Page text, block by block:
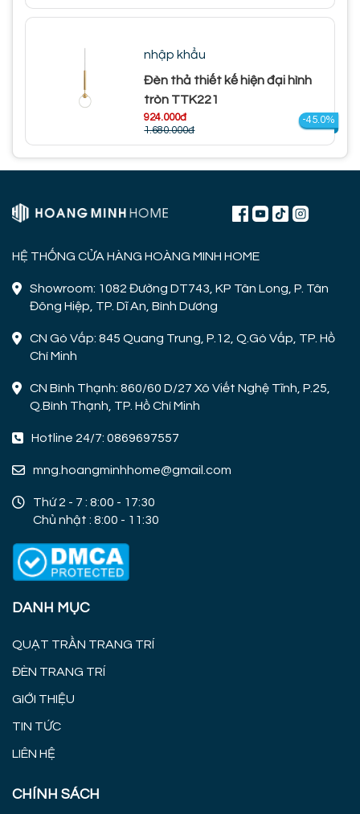
nhập khẩu
Đèn thả thiết kế hiện đại hình
tròn TTK221
924.000đ
1.680.000đ
-45.0%
HỆ THỐNG CỬA HÀNG HOÀNG MINH HOME
Showroom: 1082 Đường DT743, KP Tân Long, P. Tân
Đông Hiệp, TP. Dĩ An, Bình Dương
CN Gò Vấp: 845 Quang Trung, P.12, Q.Gò Vấp, TP. Hồ
Chí Minh
CN Bình Thạnh: 860/60 D/27 Xô Viết Nghệ Tĩnh, P.25,
Q.Bình Thạnh, TP. Hồ Chí Minh
Hotline 24/7: 0869697557
mng.hoangminhhome@gmail.com
Thứ 2 - 7 : 8:00 - 17:30
Chủ nhật : 8:00 - 11:30
DANH MỤC
QUẠT TRẦN TRANG TRÍ
ĐÈN TRANG TRÍ
GIỚI THIỆU
TIN TỨC
LIÊN HỆ
CHÍNH SÁCH